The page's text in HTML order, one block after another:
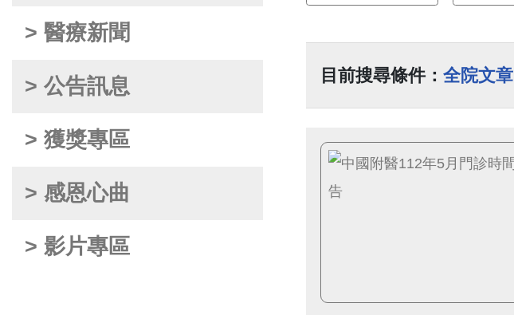
> 醫療新聞
> 公告訊息
> 獲獎專區
> 感恩心曲
> 影片專區
目前搜尋條件： 全院文章